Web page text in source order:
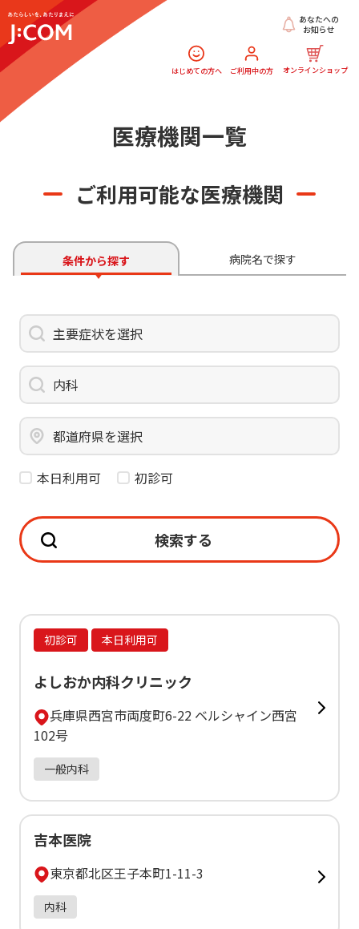
はじめての方へ ご利用中の方 オンラインショップ
あなたへの
お知らせ
医療機関一覧
ご利用可能な医療機関
条件から探す 病院名で探す
主要症状を選択
内科
都道府県を選択
本日利用可 初診可
検索する
初診可 本日利用可
よしおか内科クリニック
兵庫県西宮市両度町6-22 ベルシャイン西宮
102号
一般内科
吉本医院
東京都北区王子本町1-11-3
内科